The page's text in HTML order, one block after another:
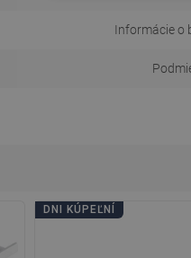
Informácie o
DNI KÚPEĽNÍ